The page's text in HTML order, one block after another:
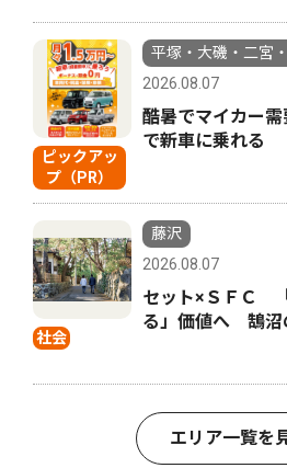
ピックアッ
プ（PR）
平塚・大磯・二宮
2026.08.07
酷暑でマイカー
で新車に乗れる
社会
藤沢
2026.08.07
セット×ＳＦＣ
る」価値へ 鵠沼
エリア一覧を